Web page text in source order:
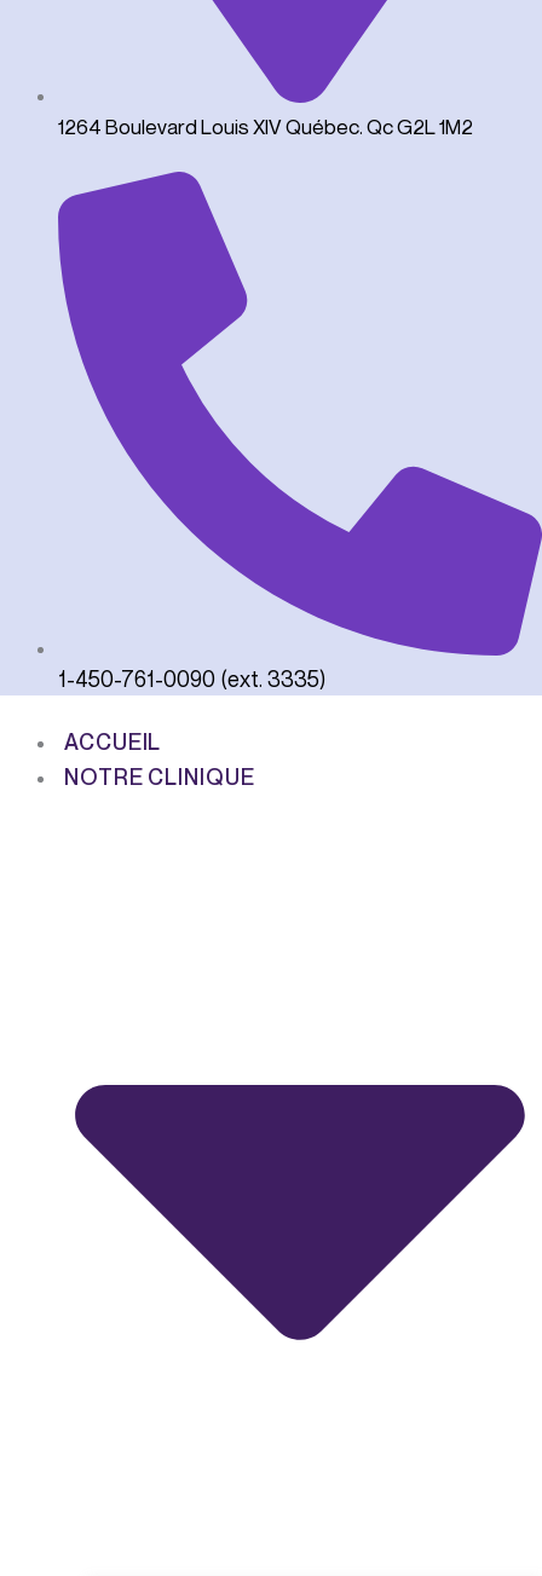
1264 Boulevard Louis XIV Québec. Qc G2L 1M2
1-450-761-0090 (ext. 3335)
ACCUEIL
NOTRE CLINIQUE